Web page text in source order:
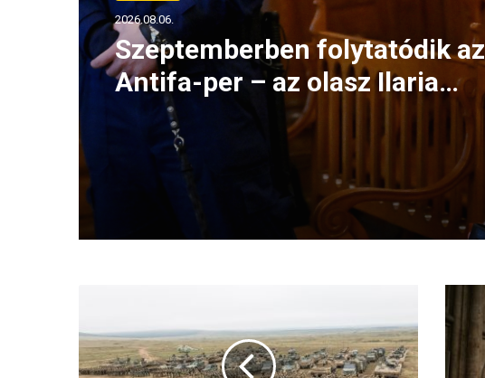
2026.08.06.
Szeptemberben folytatódik az
Antifa-per – az olasz Ilaria
Salist továbbra is mentelmi
jog védi
z
p
o